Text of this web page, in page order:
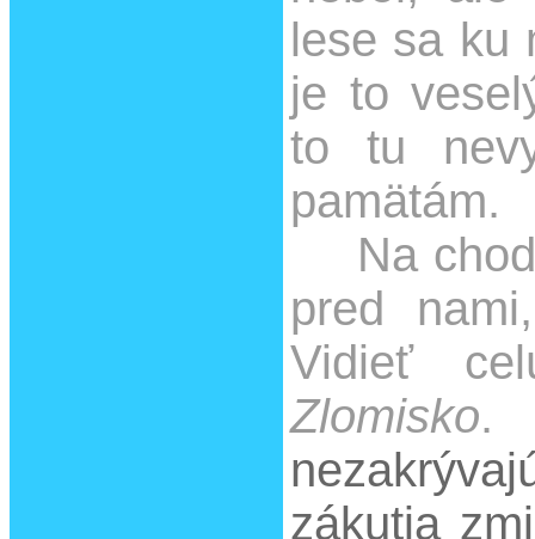
lese sa ku
je to
to tu
pamätám.
Na
pred
Vidieť
Zlomisko
zákutia